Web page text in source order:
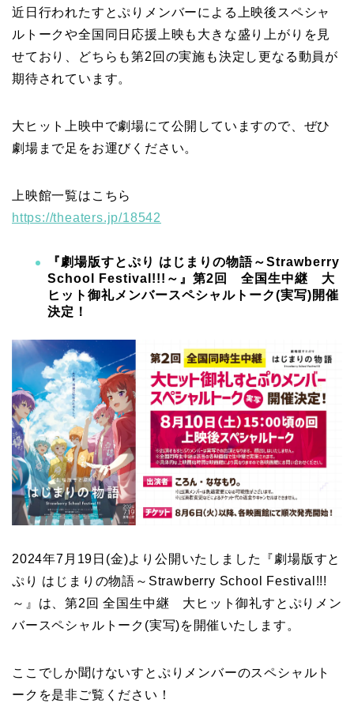
近日行われたすとぷりメンバーによる上映後スペシャ
ルトークや全国同日応援上映も大きな盛り上がりを見
せており、どちらも第2回の実施も決定し更なる動員が
期待されています。
大ヒット上映中で劇場にて公開していますので、ぜひ
劇場まで足をお運びください。
上映館一覧はこちら
https://theaters.jp/18542
『劇場版すとぷり はじまりの物語～Strawberry
School Festival!!!～』 第2回 全国生中継 大
ヒット御礼メンバースペシャルトーク(実写)開催
決定！
2024年7月19日(金)より公開いたしました『劇場版すと
ぷり はじまりの物語～Strawberry School Festival!!!
～』は、第2回 全国生中継 大ヒット御礼すとぷりメン
バースペシャルトーク(実写)を開催いたします。
ここでしか聞けないすとぷりメンバーのスペシャルト
ークを是非ご覧ください！